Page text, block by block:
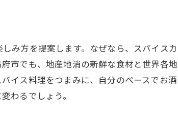
な空間で楽しむスパイス吞み女子の夜
ェ感覚で過ごせる女性向けひとり呑みの魅
の雰囲気とおしゃれ空間で安心感アップ
の料理で心も体もリフレッシュ
み方を提案します。なぜなら、スパイス
市でも、地産地消の新鮮な食材と世界各
イス料理をつまみに、自分のペースでお
わるでしょう。